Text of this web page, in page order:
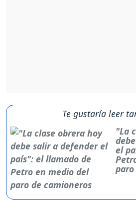
Te gustaría leer
"La
el